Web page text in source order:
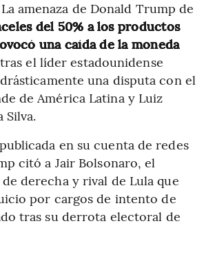
amenaza de Donald Trump de
del 50% a los productos
una caída de la moneda
el líder estadounidense
una disputa con el
de América Latina y Luiz
Silva.
en su cuenta de redes
citó a Jair Bolsonaro, el
derecha y rival de Lula que
por cargos de intento de
tras su derrota electoral de